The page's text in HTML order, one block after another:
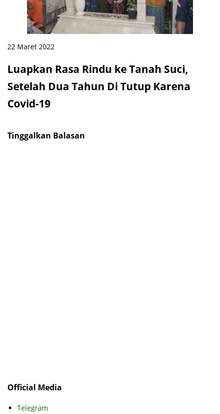
22 Maret 2022
Luapkan Rasa Rindu ke Tanah Suci,
Setelah Dua Tahun Di Tutup Karena
Covid-19
Tinggalkan Balasan
Official Media
Telegram